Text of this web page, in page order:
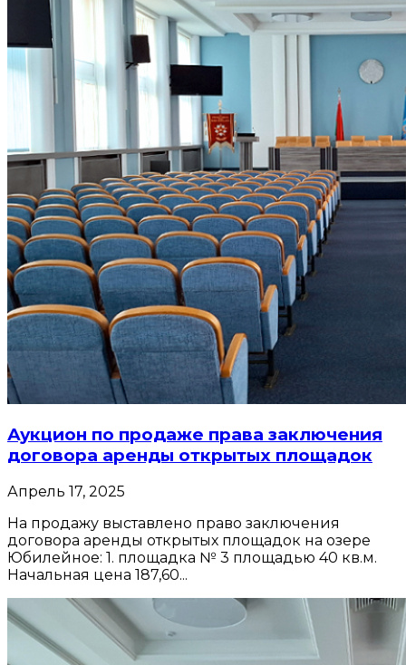
Аукцион по продаже права заключения
договора аренды открытых площадок
Апрель 17, 2025
На продажу выставлено право заключения
договора аренды открытых площадок на озере
Юбилейное: 1. площадка № 3 площадью 40 кв.м.
Начальная цена 187,60...